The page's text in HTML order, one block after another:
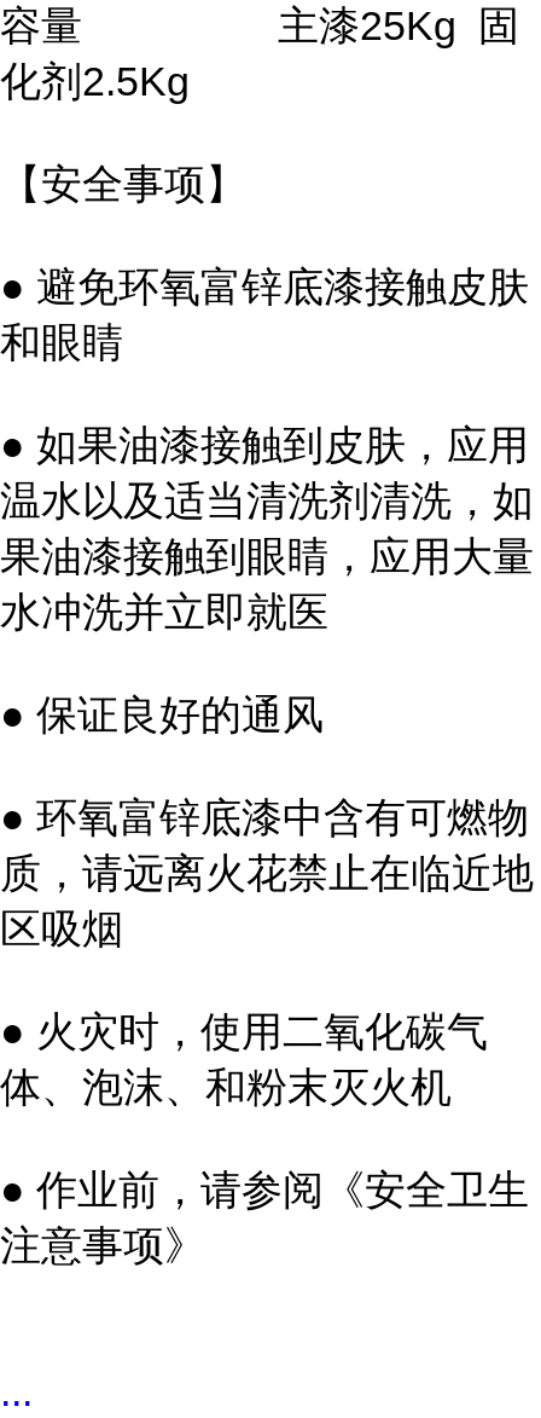
容量 主漆25Kg 固
化剂2.5Kg
【安全事项】
● 避免环氧富锌底漆接触皮肤
和眼睛
● 如果油漆接触到皮肤，应用
温水以及适当清洗剂清洗，如
果油漆接触到眼睛，应用大量
水冲洗并立即就医
● 保证良好的通风
● 环氧富锌底漆中含有可燃物
质，请远离火花禁止在临近地
区吸烟
● 火灾时，使用二氧化碳气
体、泡沫、和粉末灭火机
● 作业前，请参阅《安全卫生
注意事项》
...